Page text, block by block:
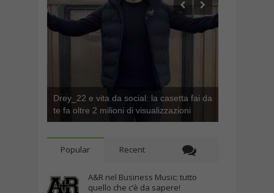
Drey_22 e vita da social: la casetta fai da
te fa oltre 2 milioni di visualizzazioni
Popular Recent
A&R nel Business Music: tutto
quello che c’è da sapere!